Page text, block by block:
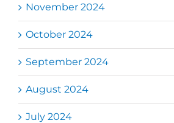
November 2024
October 2024
September 2024
August 2024
July 2024